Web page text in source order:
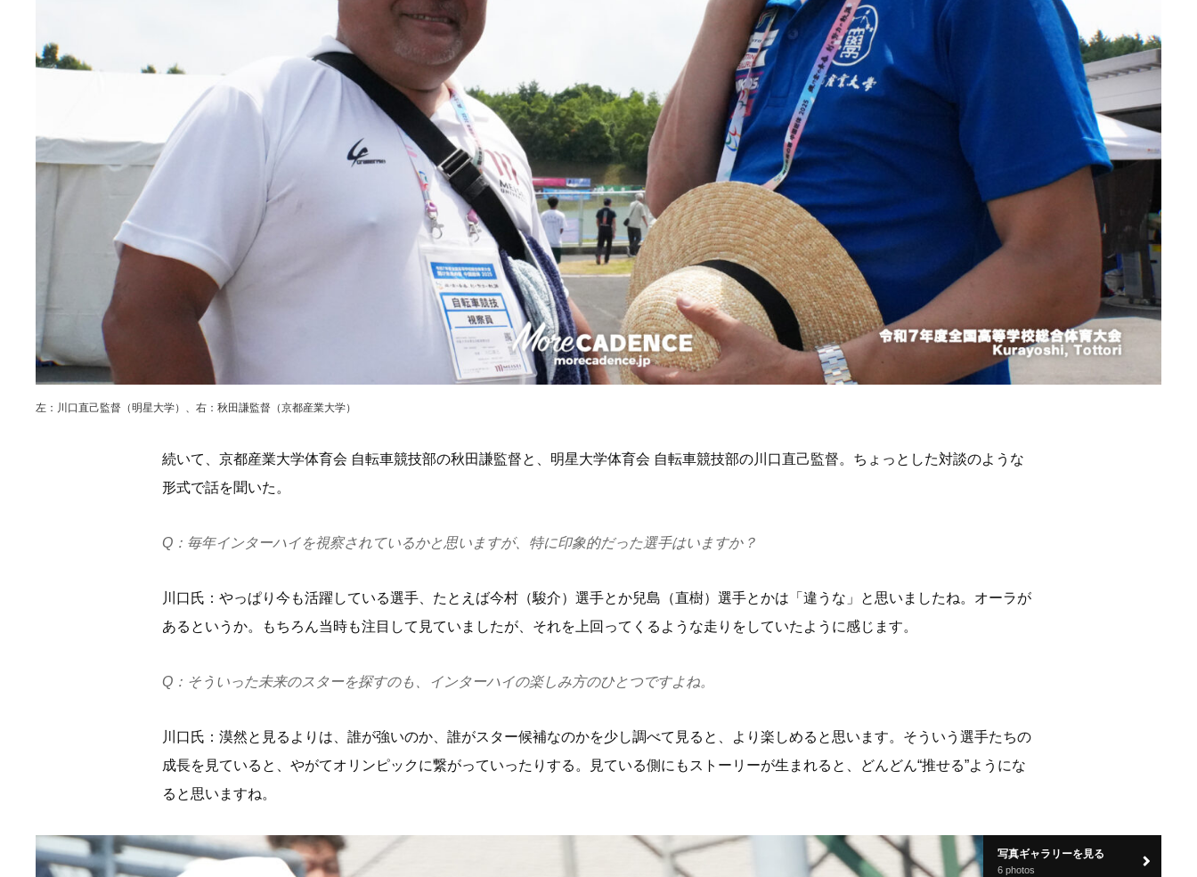
左：川口直己監督（明星大学）、右：秋田謙監督（京都産業大学）
続いて、京都産業大学体育会 自転車競技部の秋田謙監督と、明星大学体育会 自転車競技部の川口直己監督。ちょっとした対談のような
形式で話を聞いた。
Q：毎年インターハイを視察されているかと思いますが、特に印象的だった選手はいますか？
川口氏：やっぱり今も活躍している選手、たとえば今村（駿介）選手とか兒島（直樹）選手とかは「違うな」と思いましたね。オーラが
あるというか。もちろん当時も注目して見ていましたが、それを上回ってくるような走りをしていたように感じます。
Q：そういった未来のスターを探すのも、インターハイの楽しみ方のひとつですよね。
川口氏：漠然と見るよりは、誰が強いのか、誰がスター候補なのかを少し調べて見ると、より楽しめると思います。そういう選手たちの
成長を見ていると、やがてオリンピックに繋がっていったりする。見ている側にもストーリーが生まれると、どんどん“推せる”ようにな
ると思いますね。
写真ギャラリーを見る
6 photos